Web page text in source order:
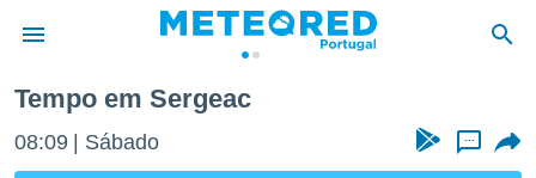
da
Tempo em Sergeac
08:09 Sábado ...